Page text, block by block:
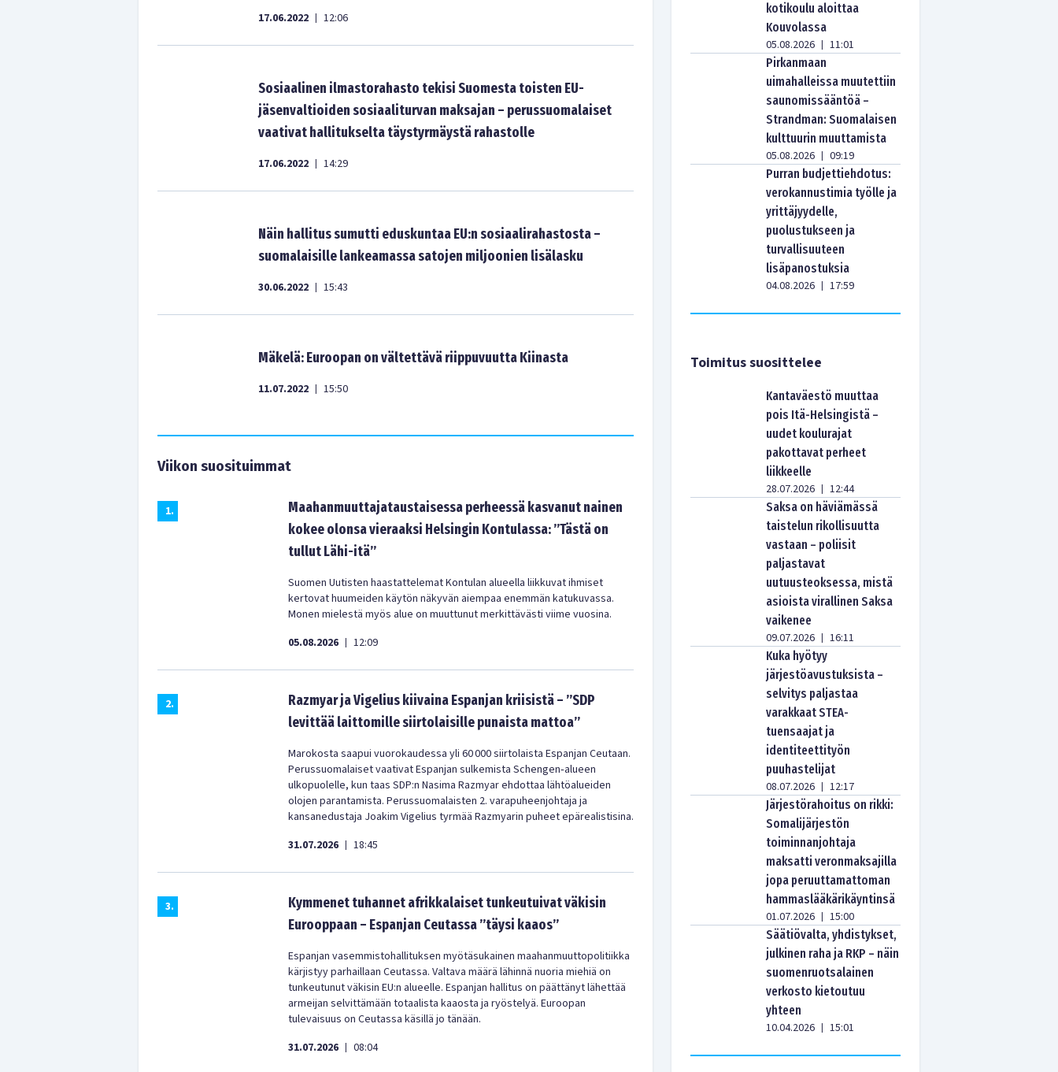
17.06.2022 | 12:06
Sosiaalinen ilmastorahasto tekisi Suomesta toisten EU-
jäsenvaltioiden sosiaaliturvan maksajan – perussuomalaiset
vaativat hallitukselta täystyrmäystä rahastolle
17.06.2022 | 14:29
Näin hallitus sumutti eduskuntaa EU:n sosiaalirahastosta –
suomalaisille lankeamassa satojen miljoonien lisälasku
30.06.2022 | 15:43
Mäkelä: Euroopan on vältettävä riippuvuutta Kiinasta
11.07.2022 | 15:50
Viikon suosituimmat
1.
Maahanmuuttajataustaisessa perheessä kasvanut nainen
kokee olonsa vieraaksi Helsingin Kontulassa: ”Tästä on
tullut Lähi-itä”
Suomen Uutisten haastattelemat Kontulan alueella liikkuvat ihmiset
kertovat huumeiden käytön näkyvän aiempaa enemmän katukuvassa.
Monen mielestä myös alue on muuttunut merkittävästi viime vuosina.
05.08.2026 | 12:09
2.
Razmyar ja Vigelius kiivaina Espanjan kriisistä – ”SDP
levittää laittomille siirtolaisille punaista mattoa”
Marokosta saapui vuorokaudessa yli 60 000 siirtolaista Espanjan Ceutaan.
Perussuomalaiset vaativat Espanjan sulkemista Schengen‑alueen
ulkopuolelle, kun taas SDP:n Nasima Razmyar ehdottaa lähtöalueiden
olojen parantamista. Perussuomalaisten 2. varapuheenjohtaja ja
kansanedustaja Joakim Vigelius tyrmää Razmyarin puheet epärealistisina.
31.07.2026 | 18:45
3.
Kymmenet tuhannet afrikkalaiset tunkeutuivat väkisin
Eurooppaan – Espanjan Ceutassa ”täysi kaaos”
Espanjan vasemmistohallituksen myötäsukainen maahanmuuttopolitiikka
kärjistyy parhaillaan Ceutassa. Valtava määrä lähinnä nuoria miehiä on
tunkeutunut väkisin EU:n alueelle. Espanjan hallitus on päättänyt lähettää
armeijan selvittämään totaalista kaaosta ja ryöstelyä. Euroopan
tulevaisuus on Ceutassa käsillä jo tänään.
31.07.2026 | 08:04
kotikoulu aloittaa
Kouvolassa
05.08.2026 | 11:01
Pirkanmaan
uimahalleissa muutettiin
saunomissääntöä –
Strandman: Suomalaisen
kulttuurin muuttamista
05.08.2026 | 09:19
Purran budjettiehdotus:
verokannustimia työlle ja
yrittäjyydelle,
puolustukseen ja
turvallisuuteen
lisäpanostuksia
04.08.2026 | 17:59
Toimitus suosittelee
Kantaväestö muuttaa
pois Itä-Helsingistä –
uudet koulurajat
pakottavat perheet
liikkeelle
28.07.2026 | 12:44
Saksa on häviämässä
taistelun rikollisuutta
vastaan – poliisit
paljastavat
uutuusteoksessa, mistä
asioista virallinen Saksa
vaikenee
09.07.2026 | 16:11
Kuka hyötyy
järjestöavustuksista –
selvitys paljastaa
varakkaat STEA-
tuensaajat ja
identiteettityön
puuhastelijat
08.07.2026 | 12:17
Järjestörahoitus on rikki:
Somalijärjestön
toiminnanjohtaja
maksatti veronmaksajilla
jopa peruuttamattoman
hammaslääkärikäyntinsä
01.07.2026 | 15:00
Säätiövalta, yhdistykset,
julkinen raha ja RKP – näin
suomenruotsalainen
verkosto kietoutuu
yhteen
10.04.2026 | 15:01